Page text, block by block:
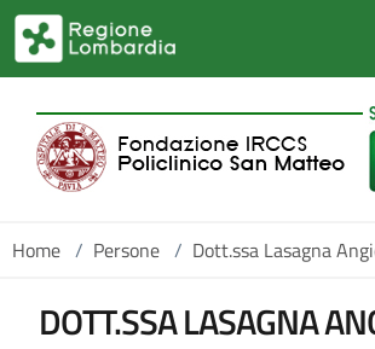
Salta al contenuto principale
Home / Persone / Dott.ssa Lasagna
DOTT.SSA LASAGNA